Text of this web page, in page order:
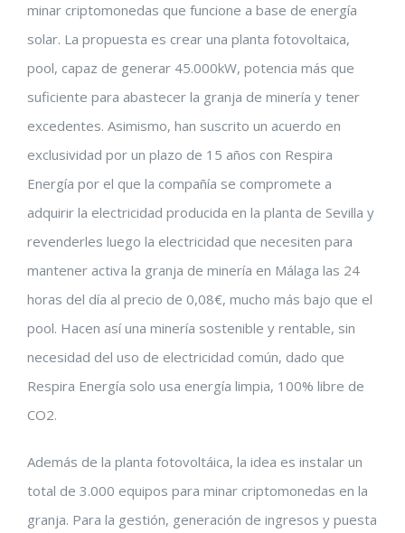
minar criptomonedas que funcione a base de energía
solar. La propuesta es crear una planta fotovoltaica,
pool, capaz de generar 45.000kW, potencia más que
suficiente para abastecer la granja de minería y tener
excedentes. Asimismo, han suscrito un acuerdo en
exclusividad por un plazo de 15 años con Respira
Energía por el que la compañía se compromete a
adquirir la electricidad producida en la planta de Sevilla y
revenderles luego la electricidad que necesiten para
mantener activa la granja de minería en Málaga las 24
horas del día al precio de 0,08€, mucho más bajo que el
pool. Hacen así una minería sostenible y rentable, sin
necesidad del uso de electricidad común, dado que
Respira Energía solo usa energía limpia, 100% libre de
CO2.
Además de la planta fotovoltáica, la idea es instalar un
total de 3.000 equipos para minar criptomonedas en la
granja. Para la gestión, generación de ingresos y puesta